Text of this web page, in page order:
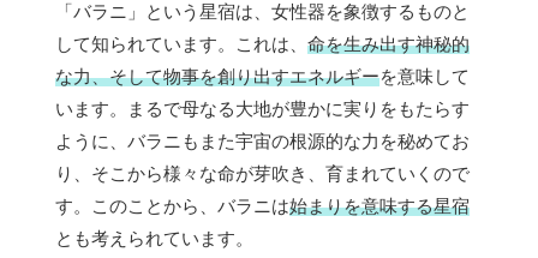
「バラニ」という星宿は、女性器を象徴するものと
して知られています。これは、 命を生み出す神秘的
な力、そして物事を創り出すエネルギーを意味して
います。まるで母なる大地が豊かに実りをもたらす
ように、バラニもまた宇宙の根源的な力を秘めてお
り、そこから様々な命が芽吹き、育まれていくので
す。このことから、バラニは始まりを意味する星宿
とも考えられています。